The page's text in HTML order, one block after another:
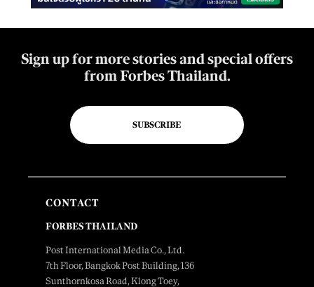
Sign up for more stories and special offers
from Forbes Thailand.
SUBSCRIBE
CONTACT
FORBES THAILAND
Post International Media Co., Ltd.
7th Floor, Bangkok Post Building, 136
Sunthornkosa Road, Klong Toey,